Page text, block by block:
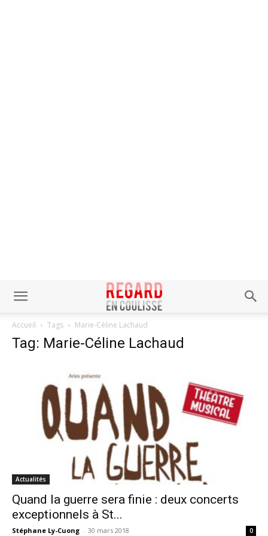
Accueil Tags Marie-Céline Lachaud
Tag: Marie-Céline Lachaud
Actualités
Quand la guerre sera finie : deux concerts
exceptionnels à St...
Stéphane Ly-Cuong - 30 mars 2018 0